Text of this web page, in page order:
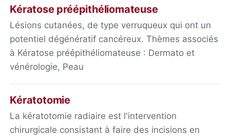
Kératose préépithéliomateuse
Lésions cutanées, de type verruqueux qui ont un
potentiel dégénératif cancéreux. Thèmes associés
à Kératose préépithéliomateuse : Dermato et
vénérologie, Peau
Kératotomie
La kératotomie radiaire est l'intervention
chirurgicale consistant à faire des incisions en